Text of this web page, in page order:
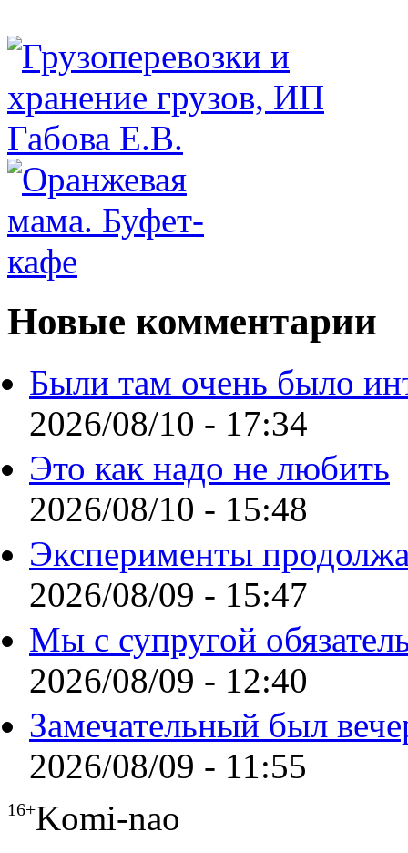
Новые комментарии
Были там очень было
2026/08/10 - 17:34
Это как надо не любить
2026/08/10 - 15:48
Эксперименты
2026/08/09 - 15:47
Мы с супругой
2026/08/09 - 12:40
Замечательный был
2026/08/09 - 11:55
16+Komi-nao